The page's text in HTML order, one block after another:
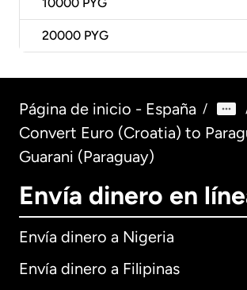
10000 PYG
20000 PYG
Página de inicio - España /
Convert Euro (Croatia) to
Guarani (Paraguay)
Envía dinero en
Envía dinero a Nigeria
Envía dinero a Filipinas